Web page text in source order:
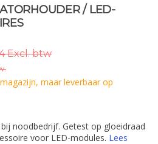
/ LED-
Excl. btw
maar leverbaar op
noodbedrijf. Getest op gloeidraad
voor LED-modules. Lees